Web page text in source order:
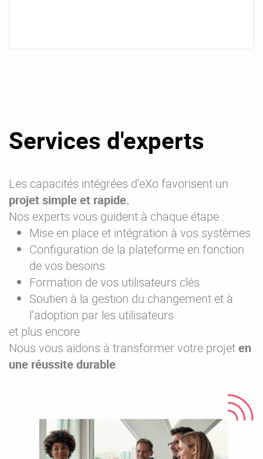
Services d'experts
Les capacités intégrées d’eXo favorisent un
projet simple et rapide.
Nos experts vous guident à chaque étape :
Mise en place et intégration à vos systèmes
Configuration de la plateforme en fonction
de vos besoins
Formation de vos utilisateurs clés
Soutien à la gestion du changement et à
l’adoption par les utilisateurs
et plus encore
Nous vous aidons à transformer votre projeten
une réussite durable.